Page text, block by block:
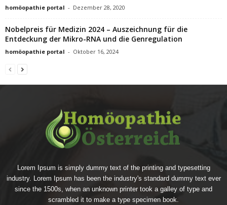
homöopathie portal - Dezember 28, 2020
Nobelpreis für Medizin 2024 – Auszeichnung für die
Entdeckung der Mikro-RNA und die Genregulation
homöopathie portal - Oktober 16, 2024
Lorem Ipsum is simply dummy text of the printing and typesetting
industry. Lorem Ipsum has been the industry's standard dummy text ever
since the 1500s, when an unknown printer took a galley of type and
scrambled it to make a type specimen book.